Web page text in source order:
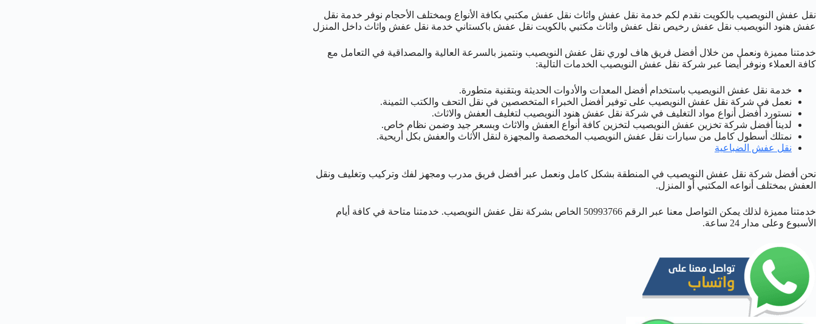
نقل عفش النويصيب بالكويت نقدم لكم خدمة نقل عفش واثاث نقل عفش مكتبي بكافة الأنواع وبمختلف الأحجام نوفر خدمة نقل
عفش هنود النويصيب نقل عفش رخيص نقل عفش واثاث مكتبي بالكويت نقل عفش باكستاني خدمة نقل عفش واثاث داخل المنزل
خدمتنا مميزة ونعمل من خلال أفضل فريق هاف لوري نقل عفش النويصيب ونتميز بالسرعة العالية والمصداقية في التعامل مع
كافة العملاء ونوفر أيضا عبر شركة نقل عفش النويصيب الخدمات التالية:
خدمة نقل عفش النويصيب باستخدام أفضل المعدات والأدوات الحديثة وبتقنية متطورة.
نعمل في شركة نقل عفش النويصيب على توفير أفضل الخبراء المتخصصين في نقل التحف والكتب الثمينة.
نستورد أفضل أنواع مواد التغليف في شركة نقل عفش هنود النويصيب لتغليف العفش والاثاث.
لدينا أفضل شركة تخزين عفش النويصيب لتخزين كافة أنواع العفش والاثاث وبسعر جيد وضمن نظام خاص.
نمتلك أسطول كامل من سيارات نقل عفش النويصيب المخصصة والمجهزة لنقل الأثاث والعفش بكل أريحية.
نقل عفش الضباعية
نحن أفضل شركة نقل عفش النويصيب في المنطقة بشكل كامل ونعمل عبر أفضل فريق مدرب ومجهز لفك وتركيب وتغليف ونقل
العفش بمختلف أنواعه المكتبي أو المنزل.
خدمتنا مميزة لذلك يمكن التواصل معنا عبر الرقم 50993766 الخاص بشركة نقل عفش النويصيب. خدمتنا متاحة في كافة أيام
الأسبوع وعلى مدار 24 ساعة.